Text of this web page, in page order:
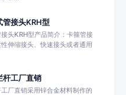
管接头KRH型
头KRH型产品简介：卡箍管接
伸缩接头、快速接头或者通用
杆工厂直销
厂直销采用锌合金材料制作的